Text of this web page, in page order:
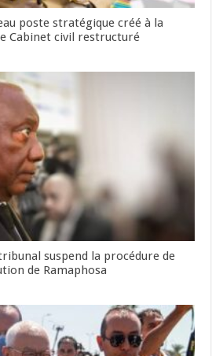
poste stratégique créé à la
Cabinet civil restructuré
suspend la procédure de
de Ramaphosa